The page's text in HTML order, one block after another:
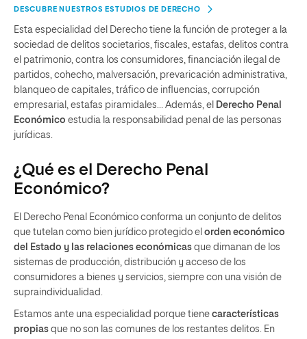
DESCUBRE NUESTROS ESTUDIOS DE DERECHO
Esta especialidad del Derecho tiene la función de proteger a la
sociedad de delitos societarios, fiscales, estafas, delitos contra
el patrimonio, contra los consumidores, financiación ilegal de
partidos, cohecho, malversación, prevaricación administrativa,
blanqueo de capitales, tráfico de influencias, corrupción
empresarial, estafas piramidales… Además, el Derecho Penal
Económico estudia la responsabilidad penal de las personas
jurídicas.
¿Qué es el Derecho Penal
Económico?
El Derecho Penal Económico conforma un conjunto de delitos
que tutelan como bien jurídico protegido el orden económico
del Estado y las relaciones económicas que dimanan de los
sistemas de producción, distribución y acceso de los
consumidores a bienes y servicios, siempre con una visión de
supraindividualidad.
Estamos ante una especialidad porque tiene características
propias que no son las comunes de los restantes delitos. En